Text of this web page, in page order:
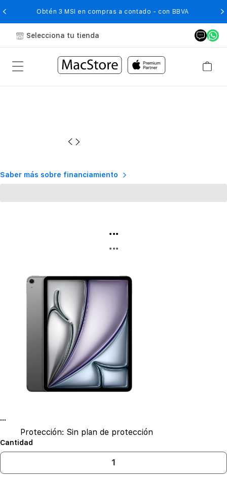
Obtén 3 MSI en compras a contado - con BBVA
Selecciona tu tienda
Saber más sobre financiamiento
...
...
...
Protección: Sin plan de protección
Cantidad